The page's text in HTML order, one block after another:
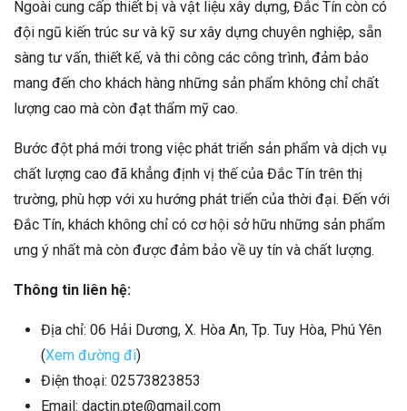
Ngoài cung cấp thiết bị và vật liệu xây dựng, Đắc Tín còn có
đội ngũ kiến trúc sư và kỹ sư xây dựng chuyên nghiệp, sẵn
sàng tư vấn, thiết kế, và thi công các công trình, đảm bảo
mang đến cho khách hàng những sản phẩm không chỉ chất
lượng cao mà còn đạt thẩm mỹ cao.
Bước đột phá mới trong việc phát triển sản phẩm và dịch vụ
chất lượng cao đã khẳng định vị thế của Đắc Tín trên thị
trường, phù hợp với xu hướng phát triển của thời đại. Đến với
Đắc Tín, khách không chỉ có cơ hội sở hữu những sản phẩm
ưng ý nhất mà còn được đảm bảo về uy tín và chất lượng.
Thông tin liên hệ:
Địa chỉ: 06 Hải Dương, X. Hòa An, Tp. Tuy Hòa, Phú Yên
(Xem đường đi)
Điện thoại: 02573823853
Email: dactin.pte@gmail.com